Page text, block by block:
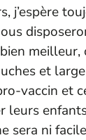
j’espère
meilleur,
et
vaccin et
leurs
sera ni